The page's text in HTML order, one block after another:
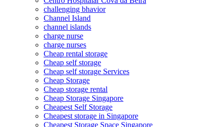
challenging bhavior
Channel Island
channel islands
charge nurse
charge nurses
Cheap rental storage
Cheap self storage
Cheap self storage Services
Cheap Storage
Cheap storage rental
Cheap Storage Singapore
Cheapest Self Storage
Cheapest storage in Singapore
Cheapest Storage Space Singapore